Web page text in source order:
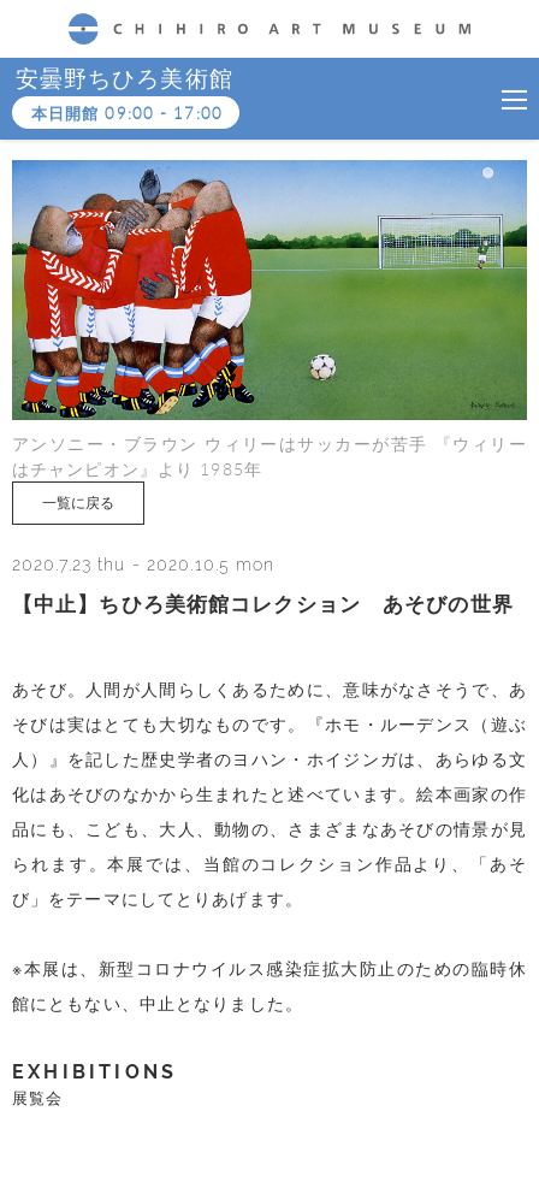
CHIHIRO ART MUSEUM
安曇野ちひろ美術館
本日開館09:00 - 17:00
アンソニー・ブラウン ウィリーはサッカーが苦手 『ウィリー
はチャンピオン』より 1985年
一覧に戻る
2020.7.23 thu - 2020.10.5 mon
【中止】ちひろ美術館コレクション あそびの世界
あそび。人間が人間らしくあるために、意味がなさそうで、あ
そびは実はとても大切なものです。『ホモ・ルーデンス（遊ぶ
人）』を記した歴史学者のヨハン・ホイジンガは、あらゆる文
化はあそびのなかから生まれたと述べています。絵本画家の作
品にも、こども、大人、動物の、さまざまなあそびの情景が見
られます。本展では、当館のコレクション作品より、「あそ
び」をテーマにしてとりあげます。
※本展は、新型コロナウイルス感染症拡大防止のための臨時休
館にともない、中止となりました。
EXHIBITIONS
展覧会